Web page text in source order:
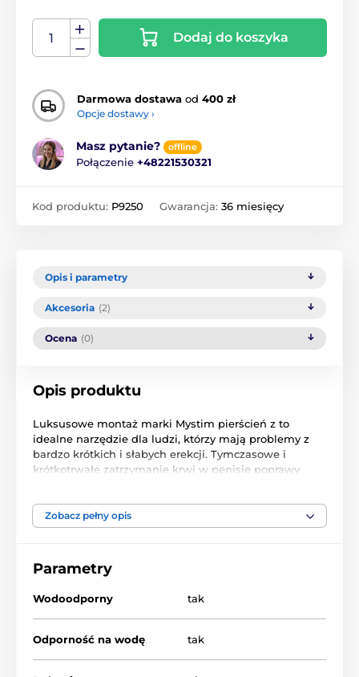
Dodaj do koszyka
Darmowa dostawa od 400 zł
Opcje dostawy ›
Masz pytanie? offline
Połączenie +48221530321
Kod produktu: P9250 Gwarancja: 36 miesięcy
Opis i parametry
Akcesoria (2)
Ocena (0)
Opis produktu
Luksusowe montaż marki Mystim pierścień z to
idealne narzędzie dla ludzi, którzy mają problemy z
bardzo krótkich i słabych erekcji. Tymczasowe i
krótkotrwałe zatrzymanie krwi w penisie poprawy
Pierścieńjest ręcznie
najwyższej jakości stali chirurgicznej.
Nigdy nie
jeśli ból lub zasinienie
(najlepiej).Nigdy nie umieścić pierścień
pełnej erekcji.
Zobacz pełny opis
Parametry
Wodoodporny tak
Odporność na wodę tak